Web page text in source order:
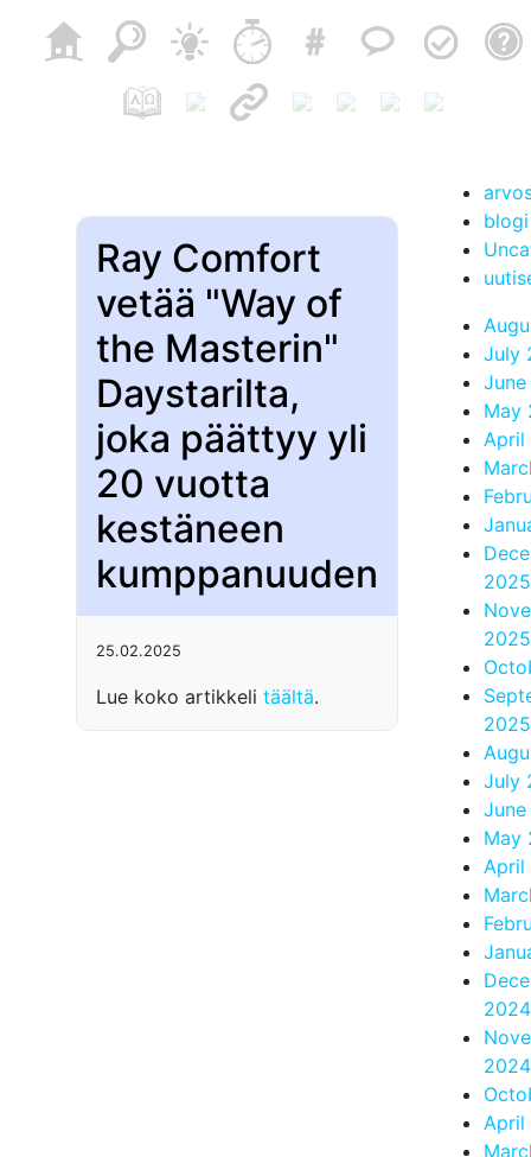
Ray Comfort
vetää "Way of
the Masterin"
Daystarilta,
joka päättyy yli
20 vuotta
kestäneen
kumppanuuden
25.02.2025
Lue koko artikkeli täältä.
blogi
July
May
April
2025
2025
2025
July
May
April
2024
2024
April